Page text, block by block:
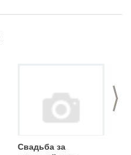
>
Свадьба за